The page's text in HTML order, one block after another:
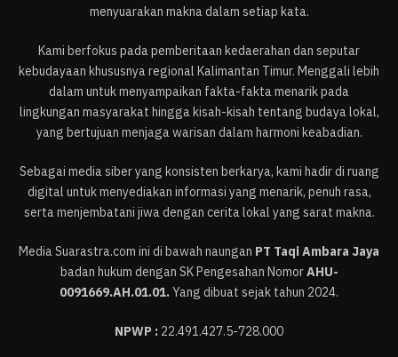
menyuarakan makna dalam setiap kata.
Kami berfokus pada pemberitaan kedaerahan dan seputar
kebudayaan khususnya regional Kalimantan Timur. Menggali lebih
dalam untuk menyampaikan fakta-fakta menarik pada
lingkungan masyarakat hingga kisah-kisah tentang budaya lokal,
yang bertujuan menjaga warisan dalam harmoni keabadian.
Sebagai media siber yang konsisten berkarya, kami hadir di ruang
digital untuk menyediakan informasi yang menarik, penuh rasa,
serta menjembatani jiwa dengan cerita lokal yang sarat makna.
Media Suarastra.com ini di bawah naungan PT Taqi Ambara Jaya
badan hukum dengan SK Pengesahan NomorAHU-
0091669.AH.01.01.Yang dibuat sejak tahun 2024.
NPWP : 22.491.427.5-728.000